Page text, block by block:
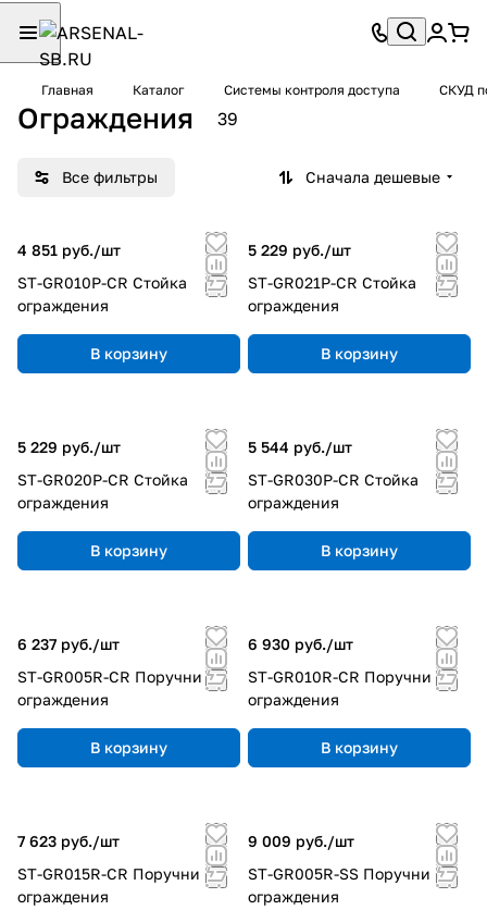
Главная Каталог Системы контроля доступа СКУД
Ограждения 39
Все фильтры Сначала дешевые
4 851 руб./шт
ST-GR010P-CR Стойка
ограждения
В корзину
5 229 руб./шт
ST-GR021P-CR Стойка
ограждения
В корзину
5 229 руб./шт
ST-GR020P-CR Стойка
ограждения
В корзину
5 544 руб./шт
ST-GR030P-CR Стойка
ограждения
В корзину
6 237 руб./шт
ST-GR005R-CR Поручни
ограждения
В корзину
6 930 руб./шт
ST-GR010R-CR Поручни
ограждения
В корзину
7 623 руб./шт
ST-GR015R-CR Поручни
ограждения
9 009 руб./шт
ST-GR005R-SS Поручни
ограждения